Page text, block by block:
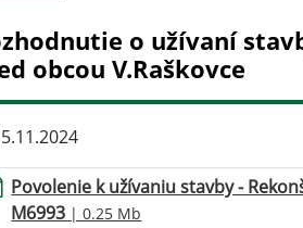
o užívaní
obcou V.Raškovce
Povolenie k užívaniu stavby -
M6993 | 0.25 Mb